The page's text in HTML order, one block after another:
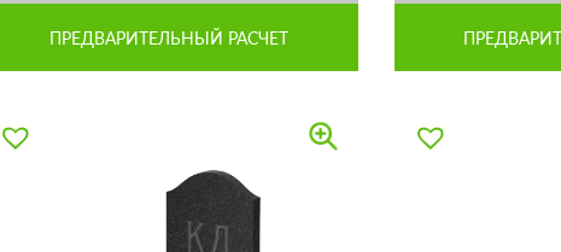
ПРЕДВАРИТЕЛЬНЫЙ РАСЧЕТ